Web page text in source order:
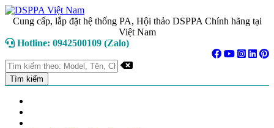
Cung cấp, lắp đặt hệ thống PA, Hội thảo DSPPA Chính hãng tại
Việt Nam
Hotline: 0942500109 (Zalo)